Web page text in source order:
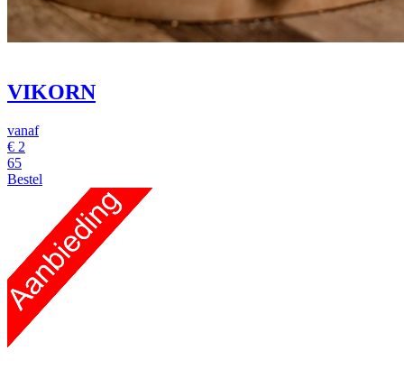
VIKORN
vanaf
€ 2
65
Bestel